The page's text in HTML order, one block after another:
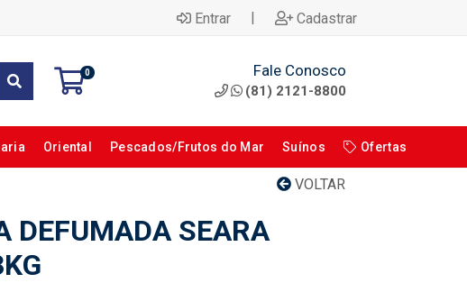
Entrar | Cadastrar
0 Fale Conosco
(81) 2121-8800
Oriental Pescados/Frutos do Mar Suínos Ofertas
VOLTAR
DEFUMADA SEARA